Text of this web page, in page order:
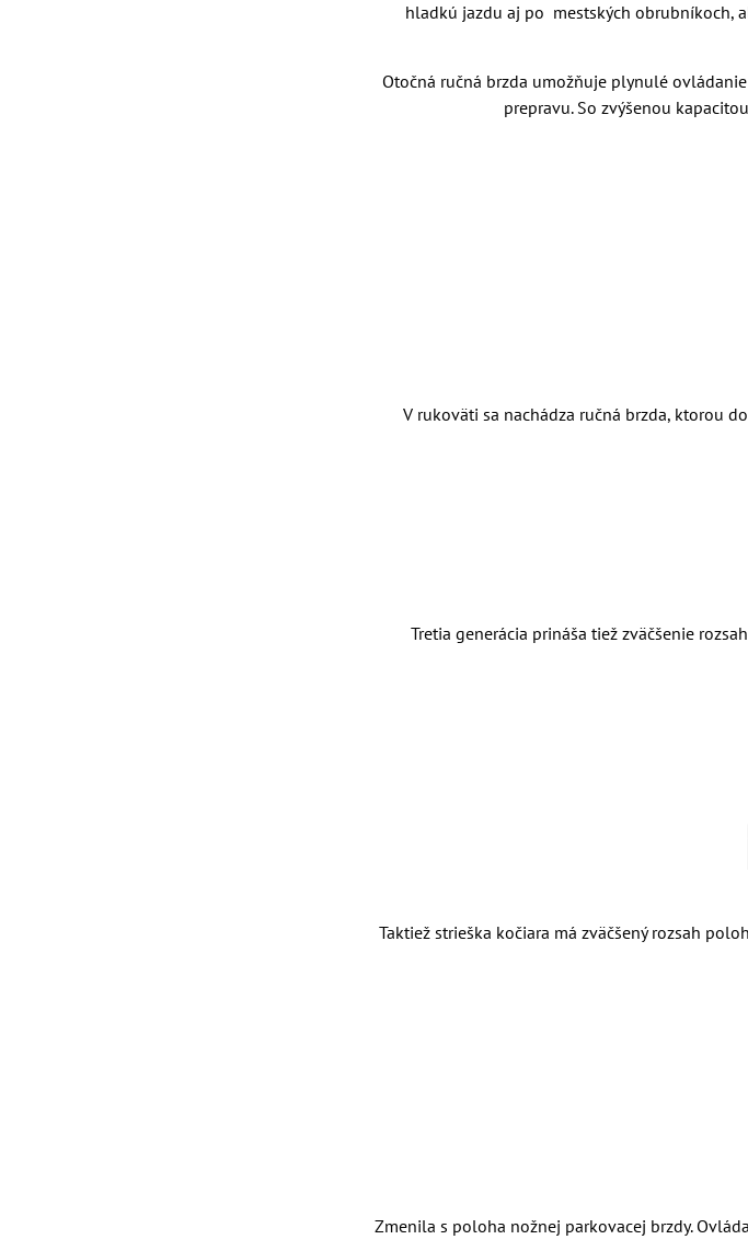
hladkú jazdu aj po mestských obrubníkoch,
Otočná ručná brzda umožňuje plynulé
prepravu. So zvýšenou
V rukoväti sa nachádza ručná brzda, ktorou
Tretia generácia prináša tiež zväčšenie
Taktiež strieška kočiara má zväčšený rozsah
Zmenila s poloha nožnej parkovacej brzdy.